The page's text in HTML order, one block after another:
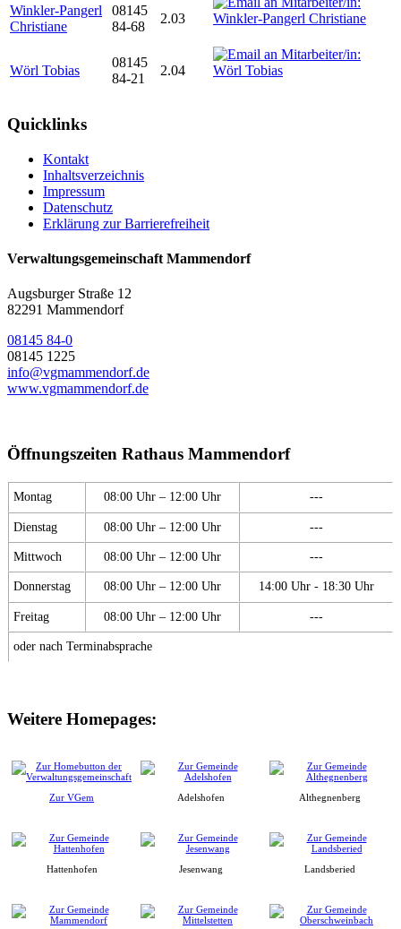
Winkler-Pangerl
Christiane
08145
84-68
2.03
Wörl Tobias
08145
84-21
2.04
Quicklinks
Kontakt
Inhaltsverzeichnis
Impressum
Datenschutz
Erklärung zur Barrierefreiheit
Verwaltungsgemeinschaft Mammendorf
Augsburger Straße 12
82291 Mammendorf
08145 84-0
08145 1225
info@vgmammendorf.de
www.vgmammendorf.de
Öffnungszeiten Rathaus Mammendorf
Montag 08:00 Uhr – 12:00 Uhr ---
Dienstag 08:00 Uhr – 12:00 Uhr ---
Mittwoch 08:00 Uhr – 12:00 Uhr ---
Donnerstag 08:00 Uhr – 12:00 Uhr 14:00 Uhr - 18:30 Uhr
Freitag 08:00 Uhr – 12:00 Uhr ---
oder nach Terminabsprache
Weitere Homepages:
Zur VGem Adelshofen Althegnenberg
Hattenhofen Jesenwang Landsberied